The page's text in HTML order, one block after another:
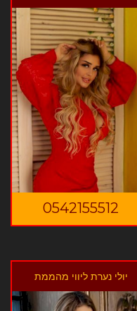
0542155512
יולי נערת ליווי מהממת